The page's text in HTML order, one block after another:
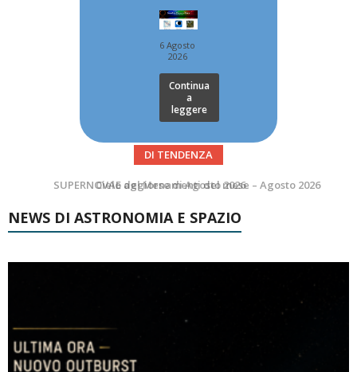
6 Agosto
2026
Continua
a
leggere
DI TENDENZA
SUPERNOVAE aggiornamenti del mese – Agosto 2026
NEWS DI ASTRONOMIA E SPAZIO